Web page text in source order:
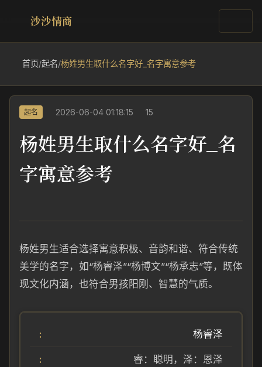
沙沙情商
首页/起名/杨姓男生取什么名字好_名字寓意参考
起名 2026-06-04 01:18:15 15
杨姓男生取什么名字好_名
字寓意参考
杨姓男生适合选择寓意积极、音韵和谐、符合传统
美学的名字，如“杨睿泽”“杨博文”“杨承志”等，既体
现文化内涵，也符合男孩阳刚、智慧的气质。
杨睿泽
睿：聪明，泽：恩泽